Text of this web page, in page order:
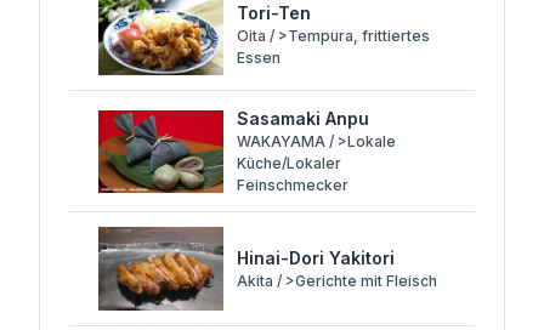
Tori-Ten
Oita / >Tempura, frittiertes
Essen
Sasamaki Anpu
WAKAYAMA / >Lokale
Küche/Lokaler
Feinschmecker
Hinai-Dori Yakitori
Akita / >Gerichte mit Fleisch